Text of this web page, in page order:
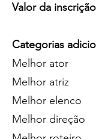
Valor da
Categorias
Melhor ator
Melhor atriz
Melhor elenco
Melhor direção